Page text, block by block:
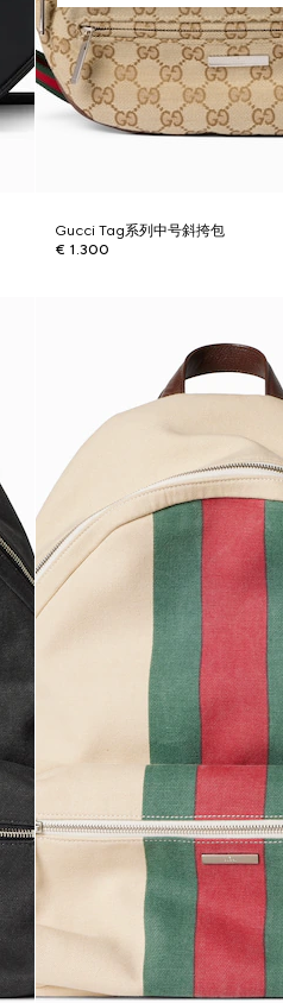
Gucci Tag系列中号斜挎包
€ 1.300